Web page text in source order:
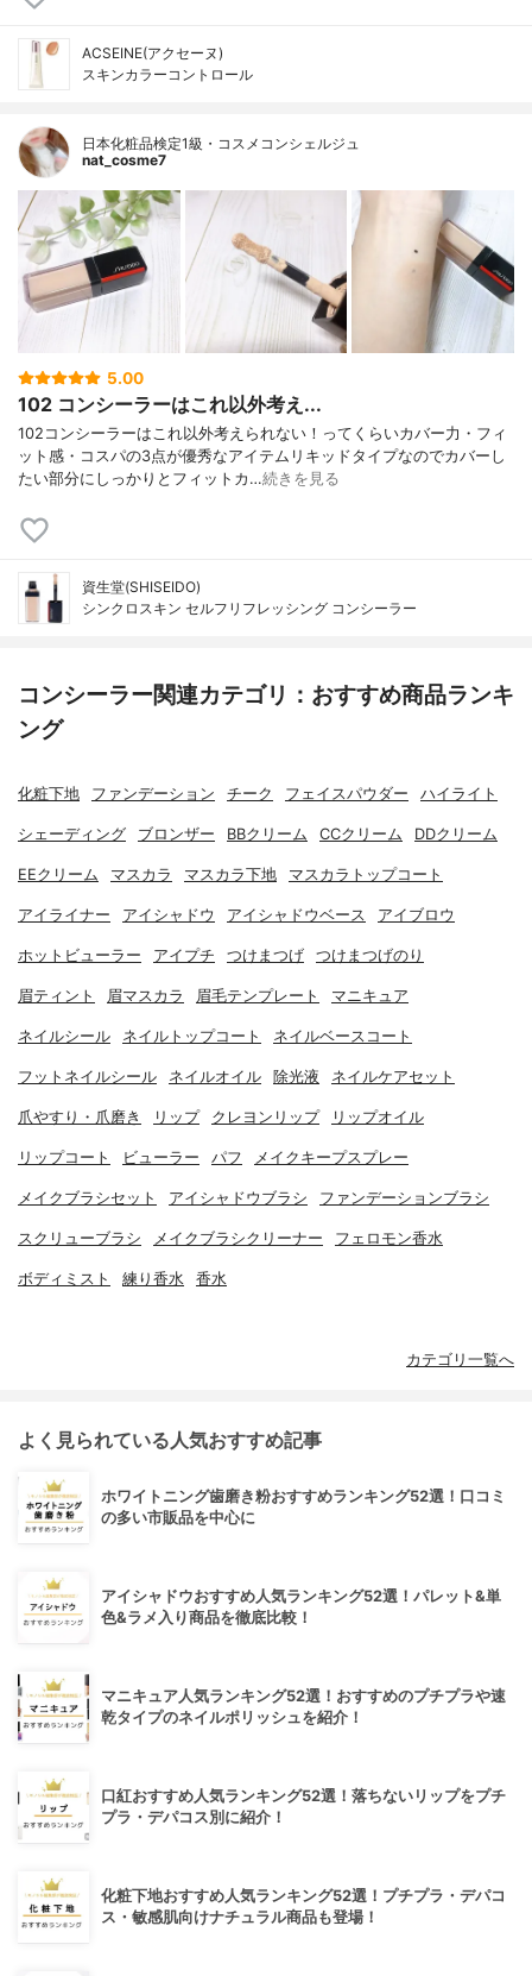
ACSEINE(アクセーヌ)
スキンカラーコントロール
日本化粧品検定1級・コスメコンシェルジュ
nat_cosme7
5.00
102 コンシーラーはこれ以外考え...
102コンシーラーはこれ以外考えられない！ってくらいカバー力・フィ
ット感・コスパの3点が優秀なアイテムリキッドタイプなのでカバーし
たい部分にしっかりとフィットカ…続きを見る
資生堂(SHISEIDO)
シンクロスキン セルフリフレッシング コンシーラー
コンシーラー関連カテゴリ：おすすめ商品ランキ
ング
化粧下地 ファンデーション チーク フェイスパウダー ハイライト
シェーディング ブロンザー BBクリーム CCクリーム DDクリーム
EEクリーム マスカラ マスカラ下地 マスカラトップコート
アイライナー アイシャドウ アイシャドウベース アイブロウ
ホットビューラー アイプチ つけまつげ つけまつげのり
眉ティント 眉マスカラ 眉毛テンプレート マニキュア
ネイルシール ネイルトップコート ネイルベースコート
フットネイルシール ネイルオイル 除光液 ネイルケアセット
爪やすり・爪磨き リップ クレヨンリップ リップオイル
リップコート ビューラー パフ メイクキープスプレー
メイクブラシセット アイシャドウブラシ ファンデーションブラシ
スクリューブラシ メイクブラシクリーナー フェロモン香水
ボディミスト 練り香水 香水
カテゴリ一覧へ
よく見られている人気おすすめ記事
ホワイトニング歯磨き粉おすすめランキング52選！口コミ
の多い市販品を中心に
アイシャドウおすすめ人気ランキング52選！パレット&単
色&ラメ入り商品を徹底比較！
マニキュア人気ランキング52選！おすすめのプチプラや速
乾タイプのネイルポリッシュを紹介！
口紅おすすめ人気ランキング52選！落ちないリップをプチ
プラ・デパコス別に紹介！
化粧下地おすすめ人気ランキング52選！プチプラ・デパコ
ス・敏感肌向けナチュラル商品も登場！